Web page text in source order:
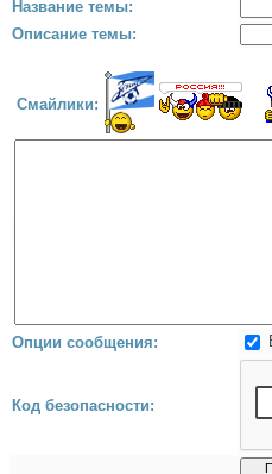
Название темы:
Описание темы:
Смайлики:
Опции сообщения:
Код безопасности: